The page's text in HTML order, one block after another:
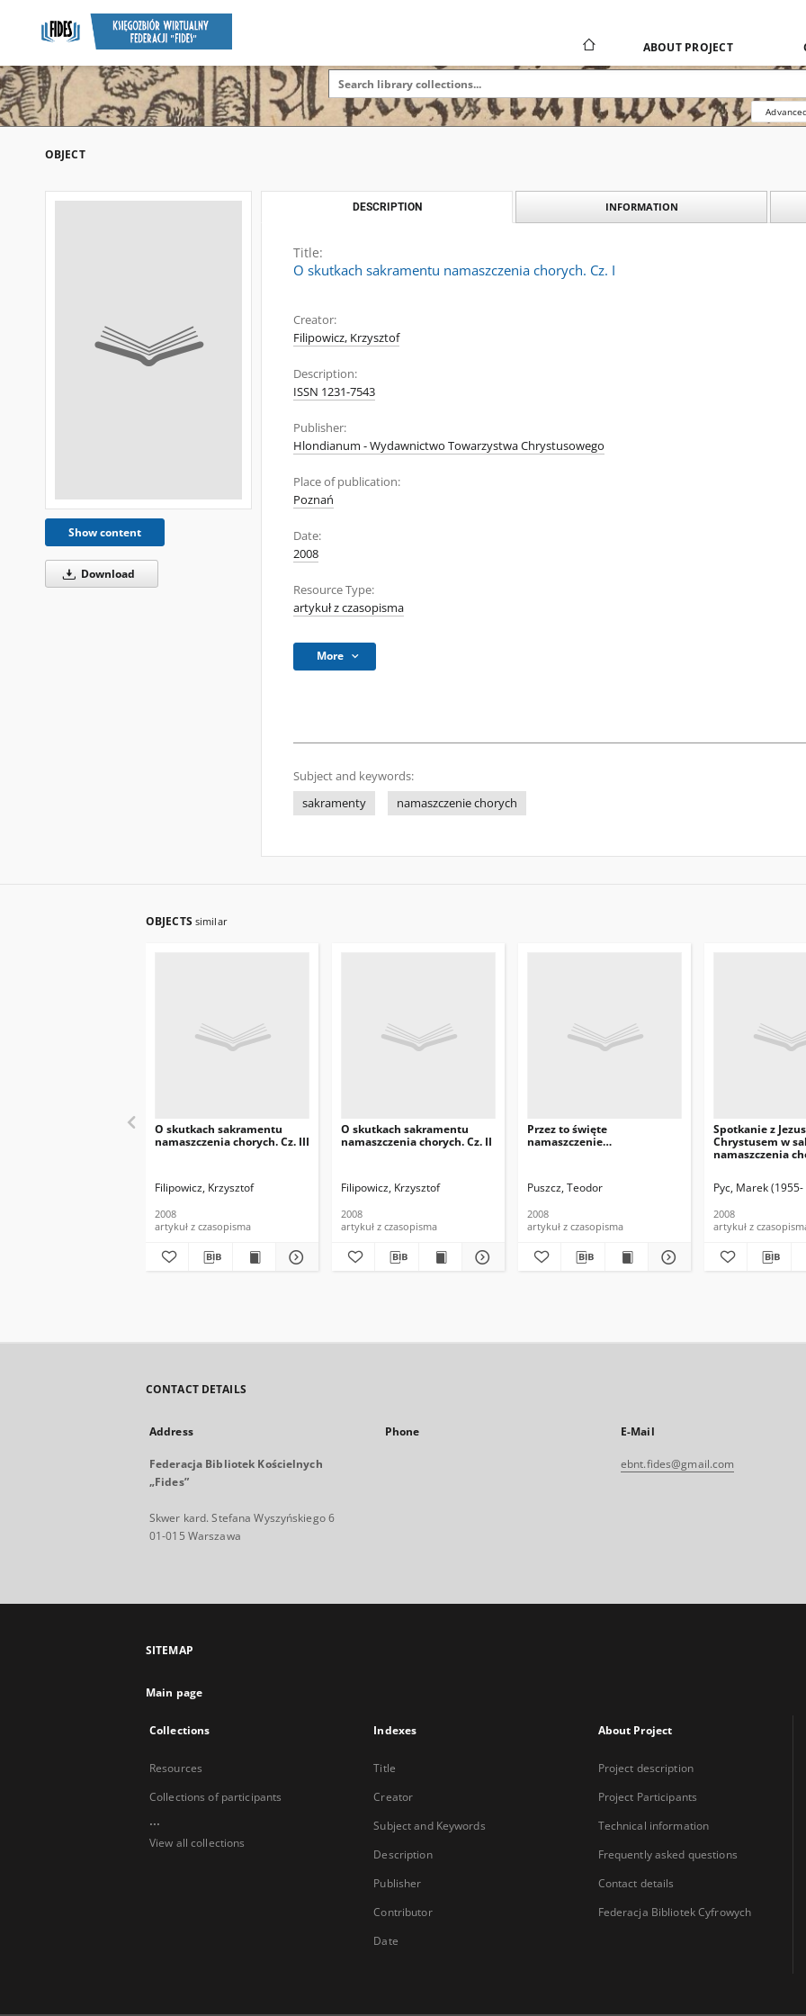
ABOUT PROJECT
OBJECT
Show content
Download
DESCRIPTION INFORMATION
Title:
O skutkach sakramentu namaszczenia chorych. Cz. I
Creator:
Filipowicz, Krzysztof
Description:
ISSN 1231-7543
Publisher:
Hlondianum - Wydawnictwo Towarzystwa Chrystusowego
Place of publication:
Poznań
Date:
2008
Resource Type:
artykuł z czasopisma
More
Subject and keywords:
sakramenty
namaszczenie chorych
OBJECTS similar
O skutkach sakramentu
namaszczenia chorych. Cz. III
Filipowicz, Krzysztof
2008
artykuł z czasopisma
O skutkach sakramentu
namaszczenia chorych. Cz. II
Filipowicz, Krzysztof
2008
artykuł z czasopisma
Przez to święte
namaszczenie…
Puszcz, Teodor
2008
artykuł z czasopisma
Spotkanie z
Chrystusem w
namaszczenia
Pyc, Marek (1955-
2008
artykuł z
CONTACT DETAILS
Address
Federacja Bibliotek Kościelnych
„Fides”
Skwer kard. Stefana Wyszyńskiego 6
01-015 Warszawa
Phone E-Mail
ebnt.fides@gmail.com
SITEMAP
Main page
Collections
Resources
Collections of participants
...
View all collections
Indexes
Title
Creator
Subject and Keywords
Description
Publisher
Contributor
Date
About Project
Project description
Project Participants
Technical information
Frequently asked questions
Contact details
Federacja Bibliotek Cyfrowych